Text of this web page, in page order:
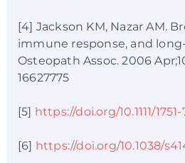
[4] Jackson KM, Nazar AM.
immune response, and
Osteopath Assoc. 2006
16627775
[5] https://doi.org/10.1111/1751-
[6] https://doi.org/10.1038/